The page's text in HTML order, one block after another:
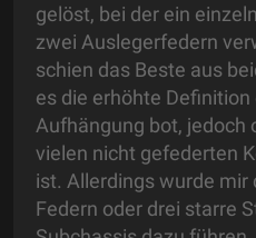
gelöst, bei der ein
zwei Auslegerfedern
schien das Beste aus
es die erhöhte
Aufhängung bot, jedoch
vielen nicht gefederten
ist. Allerdings wurde mir
Federn oder drei starre